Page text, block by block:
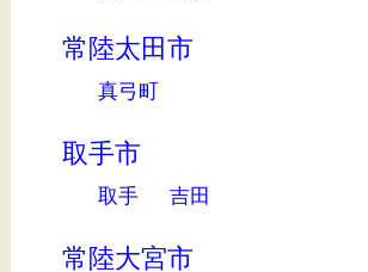
常陸太田市
真弓町
取手市
取手 吉田
常陸大宮市